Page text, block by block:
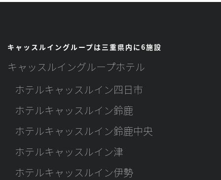
キャッスルイングループは三重県内に6施設
キャッスルイングループホテル
ホテルキャッスルイン四日市
ホテルキャッスルイン鈴鹿
ホテルキャッスルイン鈴鹿中央
ホテルキャッスルイン津
ホテルキャッスルイン伊勢